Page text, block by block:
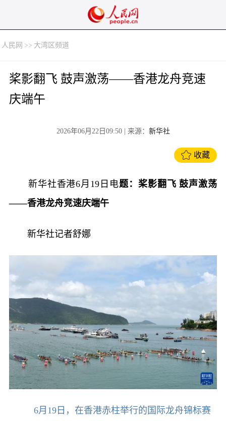
人民网 >> 大湾区频道
桨影翻飞 鼓声激荡——香港龙舟竞速
庆端午
2026年06月22日09:50| 来源： 新华社
收藏
新华社香港6月19日电题：桨影翻飞 鼓声激荡
——香港龙舟竞速庆端午
新华社记者舒娜
6月19日，在香港赤柱举行的国际龙舟锦标赛